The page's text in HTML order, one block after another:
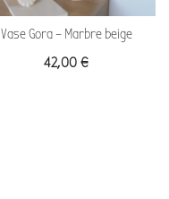
Vase Gora – Marbre beige
42,00€